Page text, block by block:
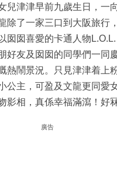
兒津津早前九歲生日，一
除了一家三口到大阪旅行
囡囡喜愛的卡通人物
好友及囡囡的同學們一同
熱鬧景況。只見津津着上
公主，可盈及文龍更同愛
影相，真係幸福滿瀉！好
廣告